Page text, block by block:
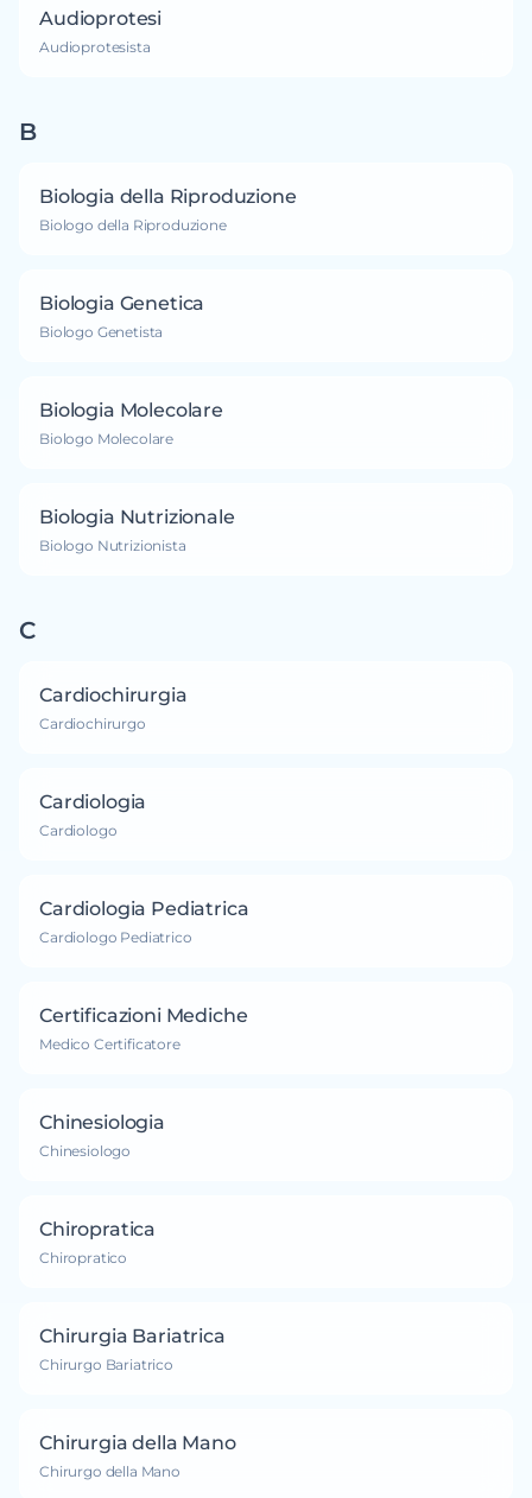
Audioprotesi
Audioprotesista
B
Biologia della Riproduzione
Biologo della Riproduzione
Biologia Genetica
Biologo Genetista
Biologia Molecolare
Biologo Molecolare
Biologia Nutrizionale
Biologo Nutrizionista
C
Cardiochirurgia
Cardiochirurgo
Cardiologia
Cardiologo
Cardiologia Pediatrica
Cardiologo Pediatrico
Certificazioni Mediche
Medico Certificatore
Chinesiologia
Chinesiologo
Chiropratica
Chiropratico
Chirurgia Bariatrica
Chirurgo Bariatrico
Chirurgia della Mano
Chirurgo della Mano